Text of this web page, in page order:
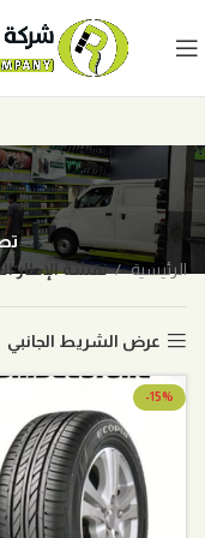
الرئيسية نقشة الإطار
عرض الشريط الجانبي
-15%